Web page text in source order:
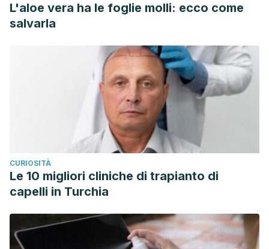
L'aloe vera ha le foglie molli: ecco come
salvarla
CURIOSITÀ
Le 10 migliori cliniche di trapianto di
capelli in Turchia